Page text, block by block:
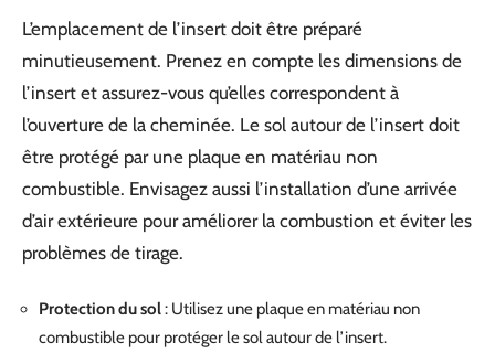
L’emplacement de l’insert doit être préparé
minutieusement. Prenez en compte les dimensions de
l’insert et assurez-vous qu’elles correspondent à
l’ouverture de la cheminée. Le sol autour de l’insert doit
être protégé par une plaque en matériau non
combustible. Envisagez aussi l’installation d’une arrivée
d’air extérieure pour améliorer la combustion et éviter les
problèmes de tirage.
Protection du sol: Utilisez une plaque en matériau non
combustible pour protéger le sol autour de l’insert.